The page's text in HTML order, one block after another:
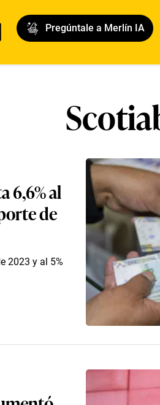
Pregúntale a Merlín IA
6,6% al
de
2023 y al 5%